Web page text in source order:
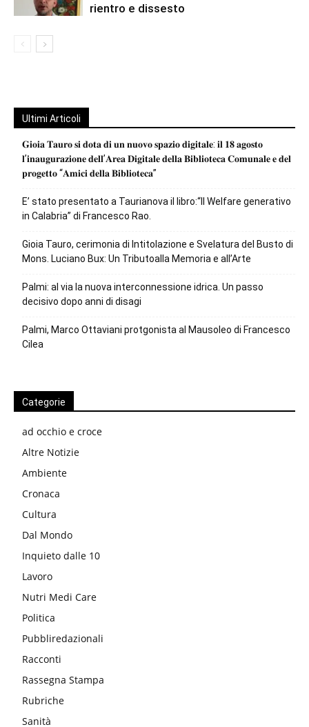
rientro e dissesto
Ultimi Articoli
𝐆𝐢𝐨𝐢𝐚 𝐓𝐚𝐮𝐫𝐨 𝐬𝐢 𝐝𝐨𝐭𝐚 𝐝𝐢 𝐮𝐧 𝐧𝐮𝐨𝐯𝐨 𝐬𝐩𝐚𝐳𝐢𝐨 𝐝𝐢𝐠𝐢𝐭𝐚𝐥𝐞: 𝐢𝐥 𝟏𝟖 𝐚𝐠𝐨𝐬𝐭𝐨
𝐥’𝐢𝐧𝐚𝐮𝐠𝐮𝐫𝐚𝐳𝐢𝐨𝐧𝐞 𝐝𝐞𝐥𝐥’𝐀𝐫𝐞𝐚 𝐃𝐢𝐠𝐢𝐭𝐚𝐥𝐞 𝐝𝐞𝐥𝐥𝐚 𝐁𝐢𝐛𝐥𝐢𝐨𝐭𝐞𝐜𝐚 𝐂𝐨𝐦𝐮𝐧𝐚𝐥𝐞 𝐞 𝐝𝐞𝐥
𝐩𝐫𝐨𝐠𝐞𝐭𝐭𝐨 “𝐀𝐦𝐢𝐜𝐢 𝐝𝐞𝐥𝐥𝐚 𝐁𝐢𝐛𝐥𝐢𝐨𝐭𝐞𝐜𝐚”
E’ stato presentato a Taurianova il libro:“Il Welfare generativo
in Calabria” di Francesco Rao.
Gioia Tauro, cerimonia di Intitolazione e Svelatura del Busto di
Mons. Luciano Bux: Un Tributoalla Memoria e all’Arte
Palmi: al via la nuova interconnessione idrica. Un passo
decisivo dopo anni di disagi
Palmi, Marco Ottaviani protgonista al Mausoleo di Francesco
Cilea
Categorie
ad occhio e croce
Altre Notizie
Ambiente
Cronaca
Cultura
Dal Mondo
Inquieto dalle 10
Lavoro
Nutri Medi Care
Politica
Pubbliredazionali
Racconti
Rassegna Stampa
Rubriche
Sanità